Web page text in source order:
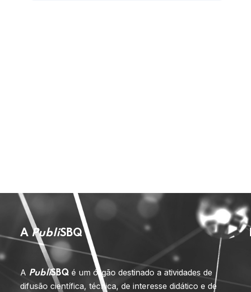
A PubliSBQ
A PubliSBQ é um órgão destinado a atividades de
difusão científica, técnica, de interesse didático e de